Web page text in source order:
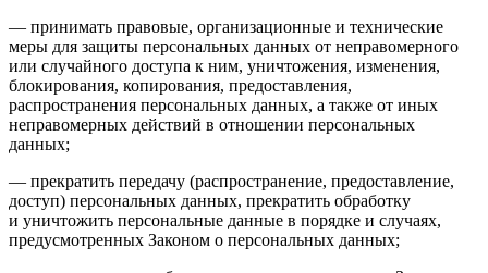
— принимать правовые, организационные и технические
меры для защиты персональных данных от неправомерного
или случайного доступа к ним, уничтожения, изменения,
блокирования, копирования, предоставления,
распространения персональных данных, а также от иных
неправомерных действий в отношении персональных
данных;
— прекратить передачу (распространение, предоставление,
доступ) персональных данных, прекратить обработку
и уничтожить персональные данные в порядке и случаях,
предусмотренных Законом о персональных данных;